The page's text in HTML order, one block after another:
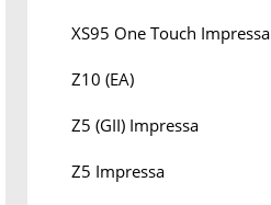
XS95 One Touch Impressa
Z10 (EA)
Z5 (GII) Impressa
Z5 Impressa